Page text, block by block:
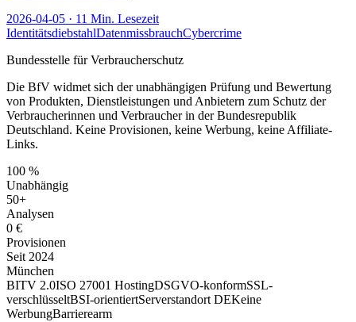
2026-04-05 · 11 Min. Lesezeit
IdentitätsdiebstahlDatenmissbrauchCybercrime
Bundesstelle für Verbraucherschutz
Die BfV widmet sich der unabhängigen Prüfung und Bewertung
von Produkten, Dienstleistungen und Anbietern zum Schutz der
Verbraucherinnen und Verbraucher in der Bundesrepublik
Deutschland. Keine Provisionen, keine Werbung, keine Affiliate-
Links.
100 %
Unabhängig
50+
Analysen
0 €
Provisionen
Seit 2024
München
BITV 2.0ISO 27001 HostingDSGVO-konformSSL-
verschlüsseltBSI-orientiertServerstandort DEKeine
WerbungBarrierearm